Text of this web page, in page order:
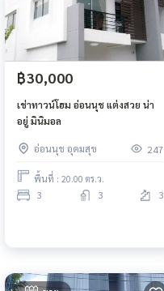
฿30,000
เช่าทาวน์โฮม อ่อนนุช แต่งสวย น่า
อยู่ มินิมอล
อ่อนนุช อุดมสุข 247
พื้นที่ : 20.00 ตร.ว.
3 3 3